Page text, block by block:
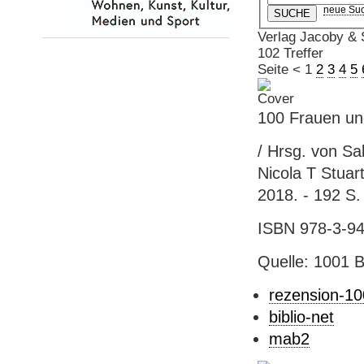
neue
Verlag Jacoby &
102 Treffer
Seite < 1 2 3 4 5
100 Frauen
/ Hrsg. von
Nicola T
2018. - 192
ISBN 978-3-
Quelle: 1001
rezension-
biblio-net
mab2